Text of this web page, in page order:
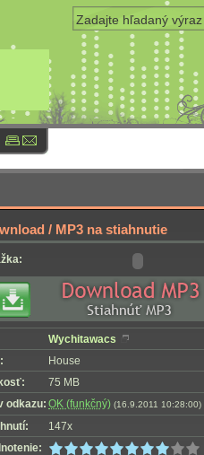
/ MP3 na stiahnutie
Wychitawacs
House
75 MB
odkazu: OK (funkčný) (16.9.2011 10:28:00)
147x